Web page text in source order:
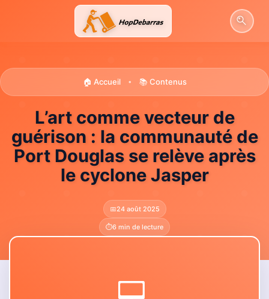
🏠 Accueil • 📚 Contenus
L’art comme vecteur de
guérison : la communauté de
Port Douglas se relève après
le cyclone Jasper
📅24 août 2025
⏱️6 min de lecture